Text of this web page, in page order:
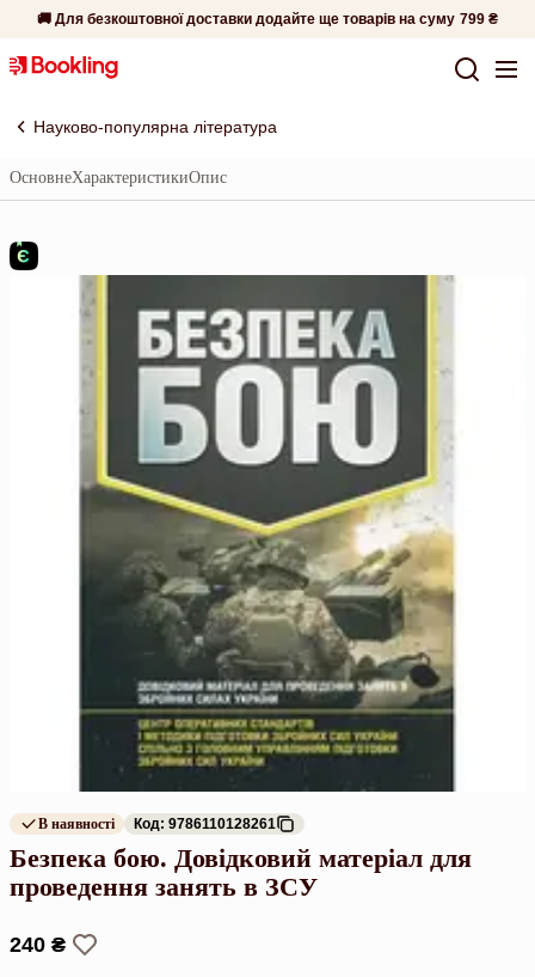
🚚 Для безкоштовної доставки додайте ще товарів на суму 799 ₴
Науково-популярна література
ОсновнеХарактеристикиОпис
В наявності Код: 9786110128261
Безпека бою. Довідковий матеріал для
проведення занять в ЗСУ
240 ₴